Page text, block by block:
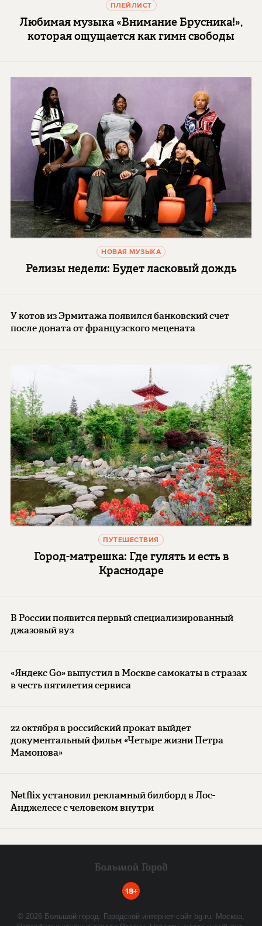
ПЛЕЙЛИСТ
Любимая музыка «Внимание Брусника!»,
которая ощущается как гимн свободы
НОВАЯ МУЗЫКА
Релизы недели: Будет ласковый дождь
У котов из Эрмитажа появился банковский счет
после доната от французского мецената
ПУТЕШЕСТВИЯ
Город-матрешка: Где гулять и есть в
Краснодаре
В России появится первый специализированный
джазовый вуз
«Яндекс Go» выпустил в Москве самокаты в стразах
в честь пятилетия сервиса
22 октября в российский прокат выйдет
документальный фильм «Четыре жизни Петра
Мамонова»
Netflix установил рекламный билборд в Лос-
Анджелесе с человеком внутри
18+
© 2026 Большой город. Городской интернет-сайт bg.ru. Москва,